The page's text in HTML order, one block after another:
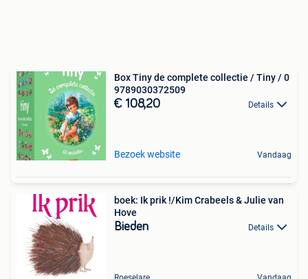
Box Tiny de complete collectie / Tiny / 0
9789030372509
€ 108,20 Details
Bezoek website Vandaag
boek: Ik prik !/Kim Crabeels & Julie van
Hove
Bieden Details